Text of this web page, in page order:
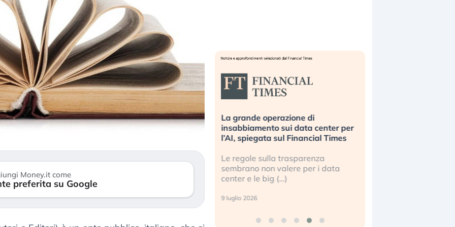
Money.it come
preferita su Google
più
sta
Russia e Cina pronti a spegnere
Starlink. Gli investitori stanno
ignorare il rischio geopolitico: il (…)
17 luglio 2026
La grande operazione di
insabbiamento sui data center per
l’AI, spiegata sul Financial Times
Le regole sulla trasparenza
sembrano non valere per i data
center e le big (…)
9 luglio 2026